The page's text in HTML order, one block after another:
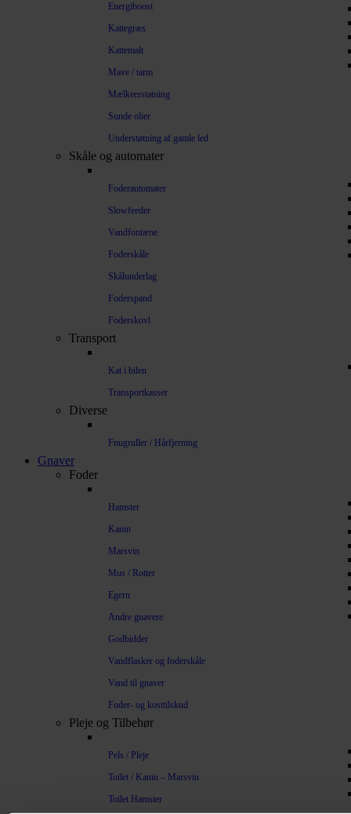
Energiboost
Kattegræs
Kattemalt
Mave / tarm
Mælkeerstatning
Sunde olier
Understøtning af gamle led
Skåle og automater
Foderautomater
Slowfeeder
Vandfontæne
Foderskåle
Skålunderlag
Foderspand
Foderskovl
Transport
Kat i bilen
Transportkasser
Diverse
Fnugruller / Hårfjerning
Gnaver
Foder
Hamster
Kanin
Marsvin
Mus / Rotter
Egern
Andre gnavere
Godbidder
Vandflasker og foderskåle
Vand til gnaver
Foder- og kosttilskud
Pleje og Tilbehør
Pels / Pleje
Toilet / Kanin – Marsvin
Toilet Hamster